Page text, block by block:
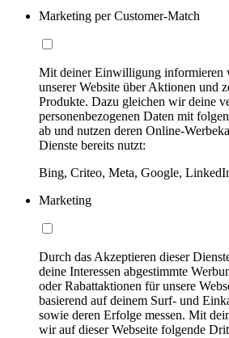
Marketing per Customer-Match
Mit deiner Einwilligung informieren
unserer Website über Aktionen und
Produkte. Dazu gleichen wir deine
personenbezogenen Daten mit
ab und nutzen deren Online-
Dienste bereits nutzt:
Bing, Criteo, Meta, Google,
Marketing
Durch das Akzeptieren dieser
deine Interessen abgestimmte
oder Rabattaktionen für unsere
basierend auf deinem Surf- und
sowie deren Erfolge messen. Mit
wir auf dieser Webseite folgende